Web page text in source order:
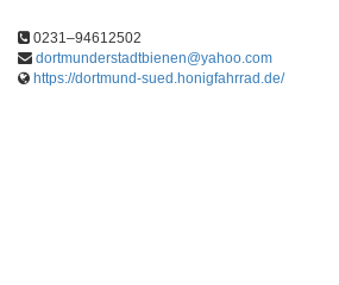
0231–94612502
dortmunderstadtbienen@yahoo.com
https://dortmund-sued.honigfahrrad.de/